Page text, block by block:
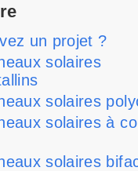
un projet ?
solaires
solaires
solaires à
solaires